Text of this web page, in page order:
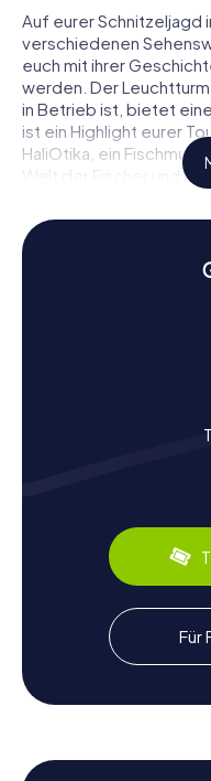
Auf eurer Schnitzeljagd
verschiedenen
euch mit ihrer
werden. Der
in Betrieb ist, bietet
ist ein Highlight eurer
HaliOtika, ein
Welt der Fischer und
1992 vollendet wurde,
dieser Stationen könnt
noch tiefer in die
Schnitzeljagd in
Während eurer
auch viel über ihre
Guilvinec ist bekannt
beeindruckende
interessante
die Entwicklung des
Highlight ist das Manoir
dem 16. Jahrhundert,
Taubenturm in
auch die kulinarischen
entgehen, wie frischen
den lokalen Restaurants
Für